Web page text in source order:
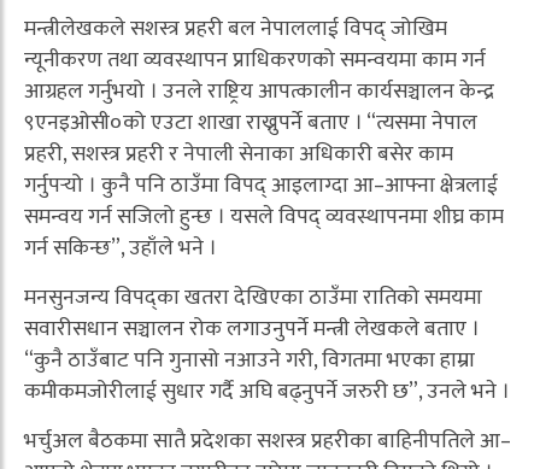
मन्त्रीलेखकले सशस्त्र प्रहरी बल नेपाललाई विपद् जोखिम
न्यूनीकरण तथा व्यवस्थापन प्राधिकरणको समन्वयमा काम गर्न
आग्रहल गर्नुभयो । उनले राष्ट्रिय आपत्कालीन कार्यसञ्चालन केन्द्र
९एनइओसी०को एउटा शाखा राख्नुपर्ने बताए । “त्यसमा नेपाल
प्रहरी, सशस्त्र प्रहरी र नेपाली सेनाका अधिकारी बसेर काम
गर्नुपर्‍यो । कुनै पनि ठाउँमा विपद् आइलाग्दा आ–आफ्ना क्षेत्रलाई
समन्वय गर्न सजिलो हुन्छ । यसले विपद् व्यवस्थापनमा शीघ्र काम
गर्न सकिन्छ”, उहाँले भने ।
मनसुनजन्य विपद्का खतरा देखिएका ठाउँमा रातिको समयमा
सवारीसधान सञ्चालन रोक लगाउनुपर्ने मन्त्री लेखकले बताए ।
“कुनै ठाउँबाट पनि गुनासो नआउने गरी, विगतमा भएका हाम्रा
कमीकमजोरीलाई सुधार गर्दै अघि बढ्नुपर्ने जरुरी छ”, उनले भने ।
भर्चुअल बैठकमा सातै प्रदेशका सशस्त्र प्रहरीका बाहिनीपतिले आ–